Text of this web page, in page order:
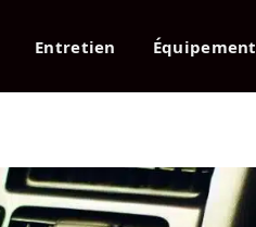
Entretien Équipement